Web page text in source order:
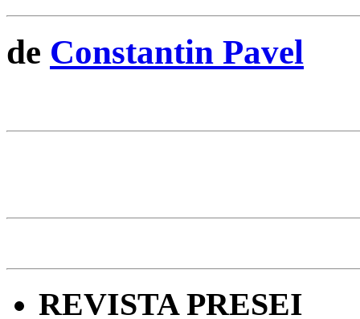
de Constantin Pavel
REVISTA PRESEI